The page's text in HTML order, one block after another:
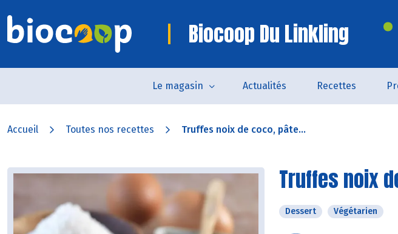
Biocoop Du Linkling
Le magasin Actualités Recettes
Accueil Toutes nos recettes Truffes noix de coco, pâte...
Truffes noix
Dessert Végétarien